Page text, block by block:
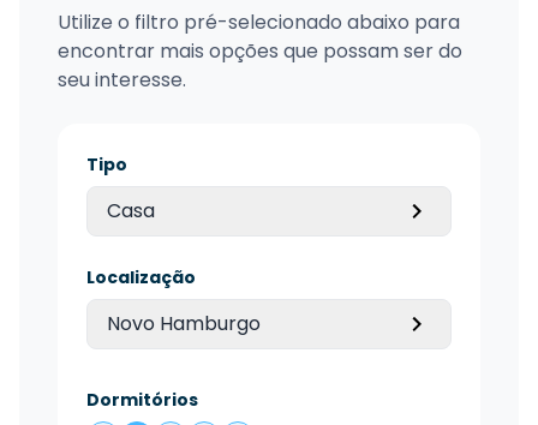
Utilize o filtro pré-selecionado abaixo para
encontrar mais opções que possam ser do
seu interesse.
Tipo
Casa
Localização
Novo Hamburgo
Dormitórios